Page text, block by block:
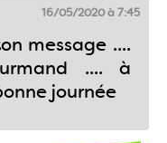
16/05/2020 à 7:45
message ....
.... à
journée